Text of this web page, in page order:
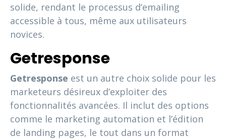
solide, rendant le processus d’emailing
accessible à tous, même aux utilisateurs
novices.
Getresponse
Getresponse est un autre choix solide pour les
marketeurs désireux d’exploiter des
fonctionnalités avancées. Il inclut des options
comme le marketing automation et l’édition
de landing pages, le tout dans un format